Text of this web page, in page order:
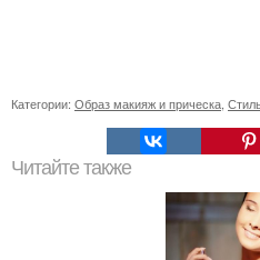
Категории: Образ макияж и прическа,
Читайте также